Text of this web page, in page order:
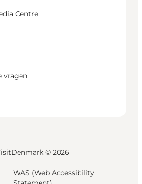
Centre
vragen
© 2026
WAS (Web Accessibility